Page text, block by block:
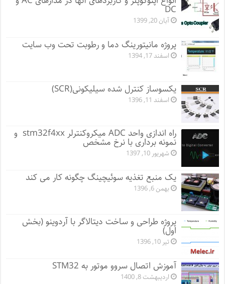
DC
آبان 20, 1399
پروژه مانيتورينگ دما و رطوبت تحت وب سایت
اسفند 17, 1394
یکسوساز کنترل شده سیلیکونی(SCR)
اسفند 11, 1396
راه اندازی واحد ADC میکروکنترلر stm32f4xx و
نمونه برداری با نرخ مشخص
شهریور 10, 1397
یک منبع تغذیه سوئیچینگ چگونه کار می کند
بهمن 6, 1396
پروژه طراحی و ساخت دیتالاگر با آردوینو (بخش
اول)
تیر 10, 1396
آموزش اتصال سروو موتور به STM32
اردیبهشت 8, 1400